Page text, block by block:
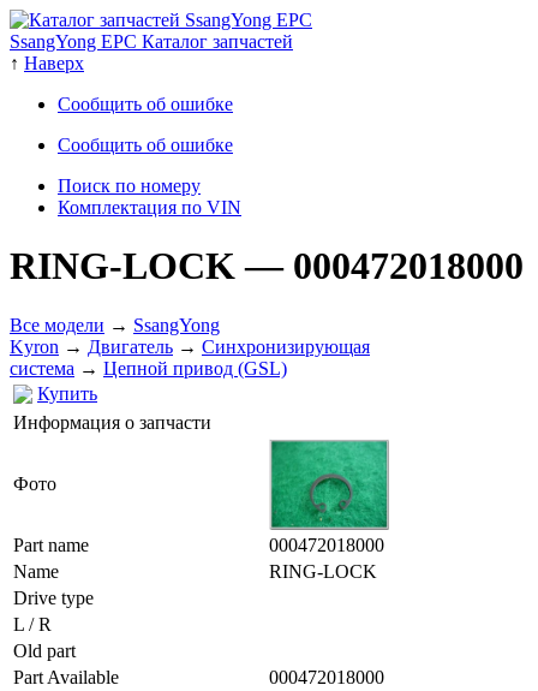
SsangYong EPC Каталог запчастей
↑ Наверх
Сообщить об ошибке
Сообщить об ошибке
Поиск по номеру
Комплектация по VIN
RING-LOCK— 000472018000
Все модели → SsangYong
Kyron → Двигатель → Cинхронизирующая
система → Цепной привод (GSL)
Купить
Информация о запчасти
Фото
Part name
000472018000
Name
RING-LOCK
Drive type
L / R
Old part
Part Available
000472018000